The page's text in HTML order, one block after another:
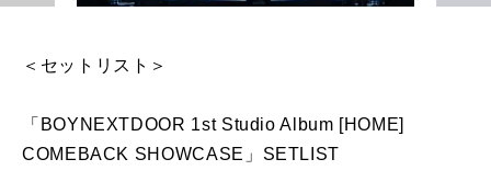
＜セットリスト＞
「BOYNEXTDOOR 1st Studio Album [HOME]
COMEBACK SHOWCASE」SETLIST